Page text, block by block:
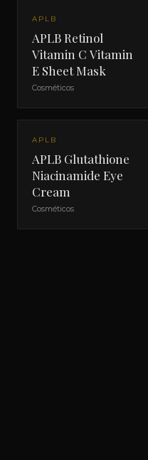
APLB
APLB Retinol
Vitamin C Vitamin
E Sheet Mask
Cosméticos
APLB
APLB Glutathione
Niacinamide Eye
Cream
Cosméticos